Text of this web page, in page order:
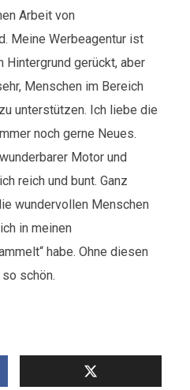
Arbeit von
Meine Werbeagentur ist
gerückt, aber
Menschen im Bereich
unterstützen. Ich liebe die
noch gerne Neues.
Motor und
reich und bunt. Ganz
wundervollen Menschen
in meinen
habe. Ohne diesen
schön.